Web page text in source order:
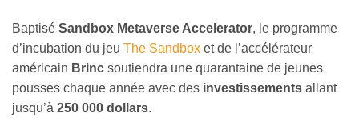
Baptisé Sandbox Metaverse Accelerator, le programme
d’incubation du jeu The Sandbox et de l’accélérateur
américain Brinc soutiendra une quarantaine de jeunes
pousses chaque année avec des investissements allant
jusqu’à 250 000 dollars.